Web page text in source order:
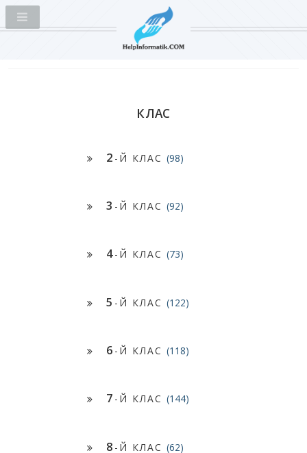
КЛАС
2 -Й КЛАС (98)
3 -Й КЛАС (92)
4-Й КЛАС (73)
5 -Й КЛАС (122)
6 -Й КЛАС (118)
7 -Й КЛАС (144)
8 -Й КЛАС (62)